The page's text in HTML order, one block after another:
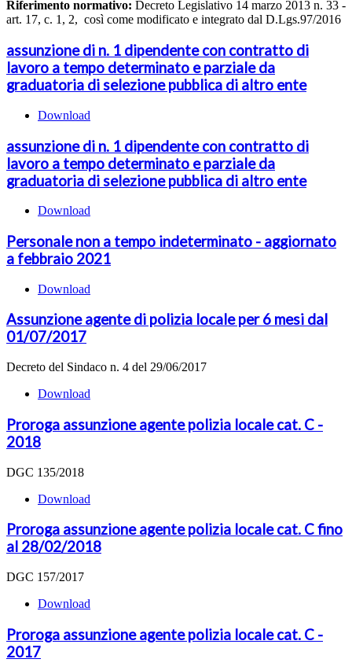
Riferimento normativo: Decreto Legislativo 14 marzo 2013 n. 33 -
art. 17, c. 1, 2, così come modificato e integrato dal D.Lgs.97/2016
assunzione di n. 1 dipendente con contratto di
lavoro a tempo determinato e parziale da
graduatoria di selezione pubblica di altro ente
Download
assunzione di n. 1 dipendente con contratto di
lavoro a tempo determinato e parziale da
graduatoria di selezione pubblica di altro ente
Download
Personale non a tempo indeterminato - aggiornato
a febbraio 2021
Download
Assunzione agente di polizia locale per 6 mesi dal
01/07/2017
Decreto del Sindaco n. 4 del 29/06/2017
Download
Proroga assunzione agente polizia locale cat. C -
2018
DGC 135/2018
Download
Proroga assunzione agente polizia locale cat. C fino
al 28/02/2018
DGC 157/2017
Download
Proroga assunzione agente polizia locale cat. C -
2017